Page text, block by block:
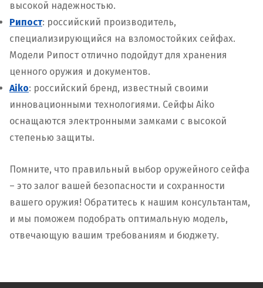
высокой надежностью.
Рипост: российский производитель,
специализирующийся на взломостойких сейфах.
Модели Рипост отлично подойдут для хранения
ценного оружия и документов.
Aiko: российский бренд, известный своими
инновационными технологиями. Сейфы Aiko
оснащаются электронными замками с высокой
степенью защиты.
Помните, что правильный выбор оружейного сейфа
– это залог вашей безопасности и сохранности
вашего оружия! Обратитесь к нашим консультантам,
и мы поможем подобрать оптимальную модель,
отвечающую вашим требованиям и бюджету.